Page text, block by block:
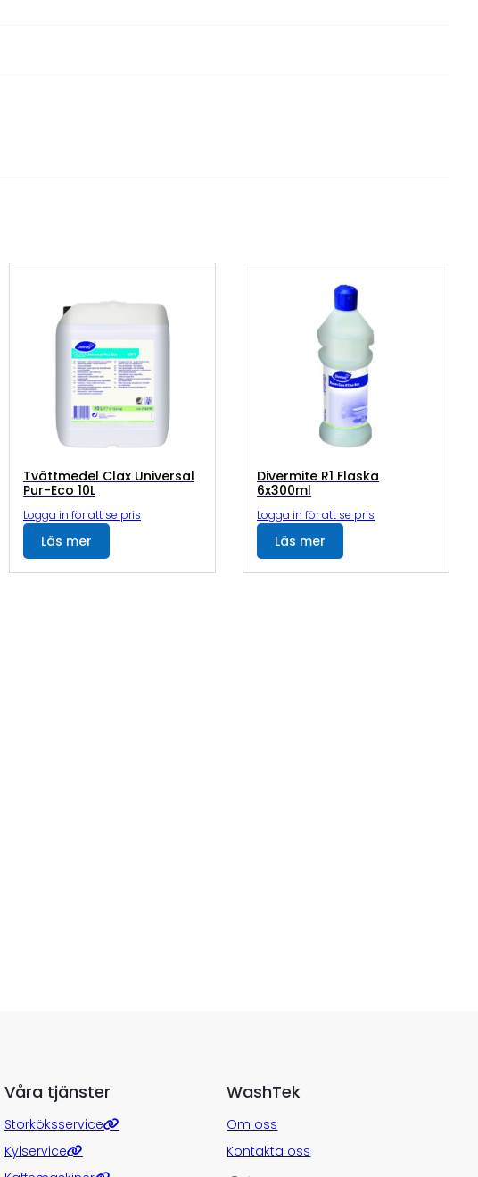
Tvättmedel Clax Universal
Pur-Eco 10L
Logga in för att se pris
Läs mer
Divermite R1 Flaska
6x300ml
Logga in för att se pris
Läs mer
Våra tjänster
Storköksservice
Kylservice
WashTek
Om oss
Kontakta oss